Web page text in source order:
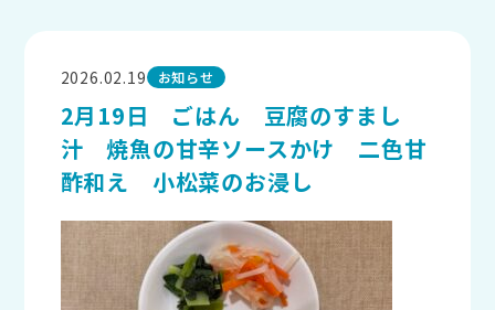
2026.02.19 お知らせ
2月19日 ごはん 豆腐のすまし
汁 焼魚の甘辛ソースかけ 二色甘
酢和え 小松菜のお浸し